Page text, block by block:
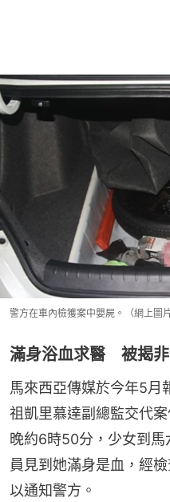
警方在車內檢獲案中嬰屍。（網上圖片
滿身浴血求醫 被揭
馬來西亞傳媒於今年5月
祖凱里慕達副總監交代
晚約6時50分，少女到
員見到她滿身是血，經
以通知警方。